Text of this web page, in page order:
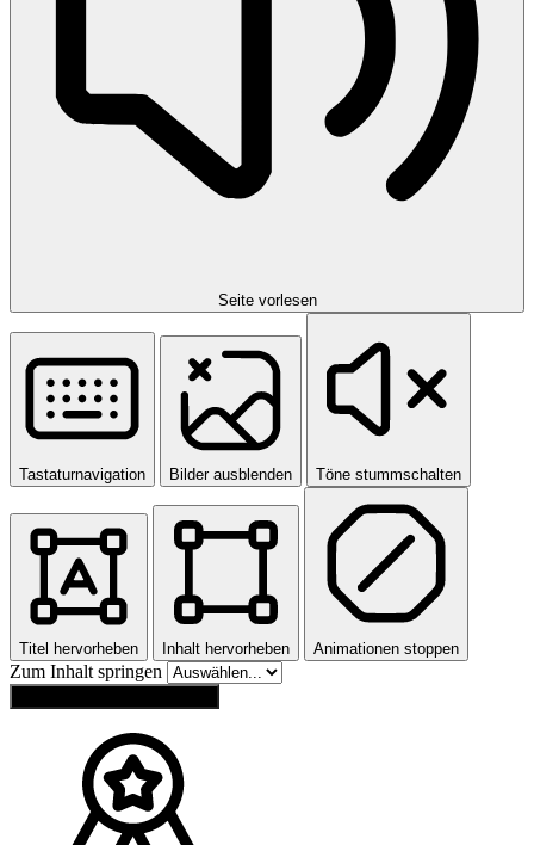
Seite vorlesen
Tastaturnavigation Bilder ausblenden Töne stummschalten
Titel hervorheben Inhalt hervorheben Animationen stoppen
Zum Inhalt springen